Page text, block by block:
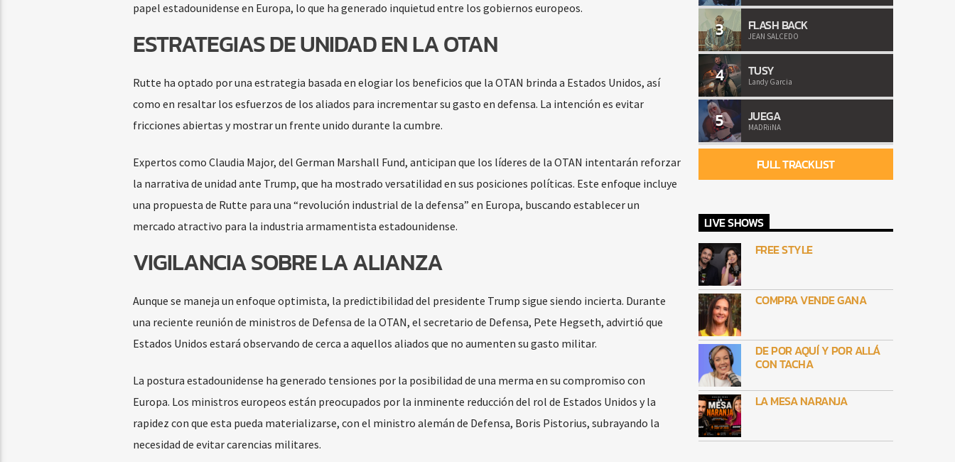
papel estadounidense en Europa, lo que ha generado inquietud entre los gobiernos europeos.
ESTRATEGIAS DE UNIDAD EN LA OTAN
Rutte ha optado por una estrategia basada en elogiar los beneficios que la OTAN brinda a Estados Unidos, así
como en resaltar los esfuerzos de los aliados para incrementar su gasto en defensa. La intención es evitar
fricciones abiertas y mostrar un frente unido durante la cumbre.
Expertos como Claudia Major, del German Marshall Fund, anticipan que los líderes de la OTAN intentarán reforzar
la narrativa de unidad ante Trump, que ha mostrado versatilidad en sus posiciones políticas. Este enfoque incluye
una propuesta de Rutte para una “revolución industrial de la defensa” en Europa, buscando establecer un
mercado atractivo para la industria armamentista estadounidense.
VIGILANCIA SOBRE LA ALIANZA
Aunque se maneja un enfoque optimista, la predictibilidad del presidente Trump sigue siendo incierta. Durante
una reciente reunión de ministros de Defensa de la OTAN, el secretario de Defensa, Pete Hegseth, advirtió que
Estados Unidos estará observando de cerca a aquellos aliados que no aumenten su gasto militar.
La postura estadounidense ha generado tensiones por la posibilidad de una merma en su compromiso con
Europa. Los ministros europeos están preocupados por la inminente reducción del rol de Estados Unidos y la
rapidez con que esta pueda materializarse, con el ministro alemán de Defensa, Boris Pistorius, subrayando la
necesidad de evitar carencias militares.
3 FLASH BACK
JEAN SALCEDO
4 TUSY
Landy Garcia
5 JUEGA
MADRiiNA
FULL TRACKLIST
LIVE SHOWS
FREE STYLE
COMPRA VENDE GANA
DE POR AQUÍ Y POR ALLÁ
CON TACHA
LA MESA NARANJA